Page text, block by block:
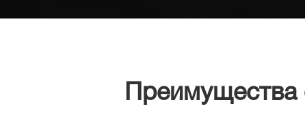
Преимущества